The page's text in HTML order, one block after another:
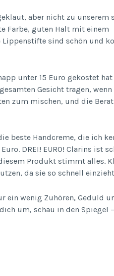
aber nicht zu unserem
Farbe, guten Halt mit einem
sind schön und
unter 15 Euro gekostet
Gesicht tragen,
zum mischen, und die
beste Handcreme, die ich
DREI! EURO! Clarins ist
Produkt stimmt alles.
da sie so schnell
ein wenig Zuhören, Geduld
um, schau in den Spiegel